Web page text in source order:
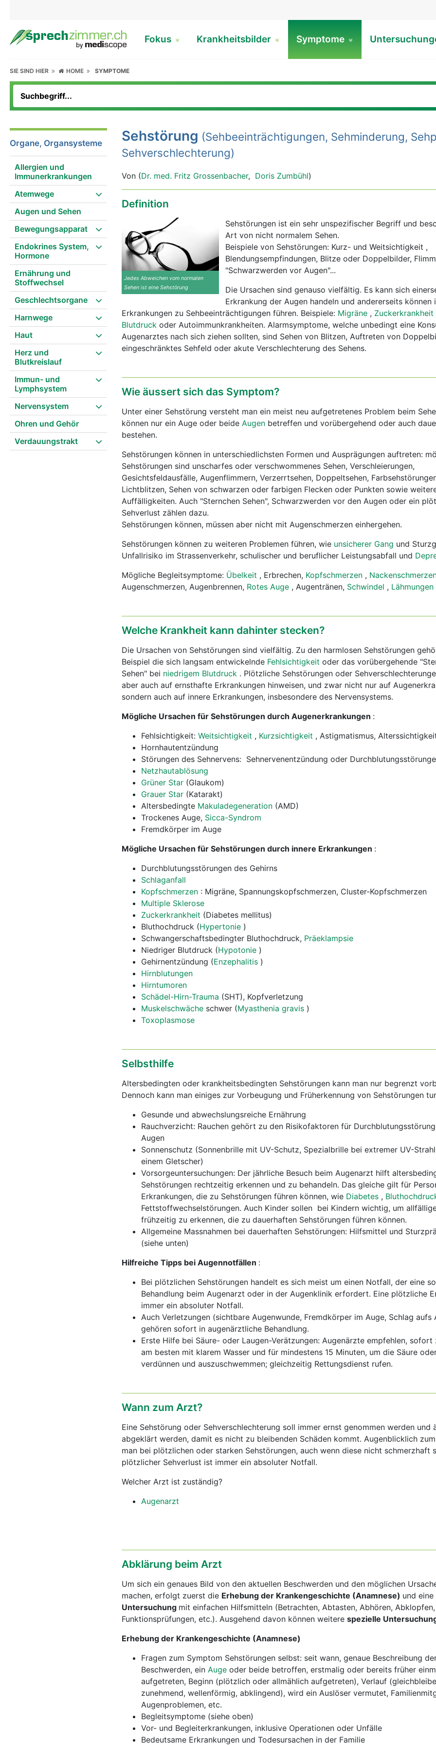
Fokus Krankheitsbilder Symptome
SIE SIND HIER HOME SYMPTOME
Organe, Organsysteme
Allergien und
Immunerkrankungen
Atemwege
Augen und Sehen
Bewegungsapparat
Endokrines System,
Hormone
Ernährung und
Stoffwechsel
Geschlechtsorgane
Harnwege
Haut
Herz und
Blutkreislauf
Immun- und
Lymphsystem
Nervensystem
Ohren und Gehör
Verdauungstrakt
Sehstörung (Sehbeeinträchtigungen, Sehminderung,
Sehverschlechterung)
Von (Dr. med. Fritz Grossenbacher, Doris Zumbühl)
Definition
Jedes Abweichen vom normalen
Sehen ist eine Sehstörung
Sehstörungen ist ein sehr unspezifischer Begriff und
Art von nicht normalem Sehen.
Beispiele von Sehstörungen: Kurz- und Weitsichtigkeit ,
Blendungsempfindungen, Blitze oder Doppelbilder,
"Schwarzwerden vor Augen"...
Die Ursachen sind genauso vielfältig. Es kann sich
Erkrankung der Augen handeln und andererseits können
Erkrankungen zu Sehbeeinträchtigungen führen. Beispiele: Migräne , Zuckerkrankheit
Blutdruck oder Autoimmunkrankheiten. Alarmsymptome, welche unbedingt eine
Augenarztes nach sich ziehen sollten, sind Sehen von Blitzen, Auftreten von
eingeschränktes Sehfeld oder akute Verschlechterung des Sehens.
Wie äussert sich das Symptom?
Unter einer Sehstörung versteht man ein meist neu aufgetretenes Problem beim
können nur ein Auge oder beide Augen betreffen und vorübergehend oder auch
bestehen.
Sehstörungen können in unterschiedlichsten Formen und Ausprägungen auftreten:
Sehstörungen sind unscharfes oder verschwommenes Sehen, Verschleierungen,
Gesichtsfeldausfälle, Augenflimmern, Verzerrtsehen, Doppeltsehen,
Lichtblitzen, Sehen von schwarzen oder farbigen Flecken oder Punkten sowie
Auffälligkeiten. Auch "Sternchen Sehen", Schwarzwerden vor den Augen oder ein
Sehverlust zählen dazu.
Sehstörungen können, müssen aber nicht mit Augenschmerzen einhergehen.
Sehstörungen können zu weiteren Problemen führen, wie unsicherer Gang und
Unfallrisiko im Strassenverkehr, schulischer und beruflicher Leistungsabfall und
Mögliche Begleitsymptome: Übelkeit , Erbrechen, Kopfschmerzen ,
Augenschmerzen, Augenbrennen, Rotes Auge , Augentränen, Schwindel , Lähmungen
Welche Krankheit kann dahinter stecken?
Die Ursachen von Sehstörungen sind vielfältig. Zu den harmlosen Sehstörungen
Beispiel die sich langsam entwickelnde Fehlsichtigkeit oder das vorübergehende
Sehen" bei niedrigem Blutdruck . Plötzliche Sehstörungen oder
aber auch auf ernsthafte Erkrankungen hinweisen, und zwar nicht nur auf
sondern auch auf innere Erkrankungen, insbesondere des Nervensystems.
Mögliche Ursachen für Sehstörungen durch Augenerkrankungen :
Fehlsichtigkeit: Weitsichtigkeit , Kurzsichtigkeit , Astigmatismus,
Hornhautentzündung
Störungen des Sehnervens: Sehnervenentzündung oder
Netzhautablösung
Grüner Star (Glaukom)
Grauer Star (Katarakt)
Altersbedingte Makuladegeneration (AMD)
Trockenes Auge, Sicca-Syndrom
Fremdkörper im Auge
Mögliche Ursachen für Sehstörungen durch innere Erkrankungen :
Durchblutungsstörungen des Gehirns
Schlaganfall
Kopfschmerzen : Migräne, Spannungskopfschmerzen, Cluster-Kopfschmerzen
Multiple Sklerose
Zuckerkrankheit (Diabetes mellitus)
Bluthochdruck (Hypertonie )
Schwangerschaftsbedingter Bluthochdruck, Präeklampsie
Niedriger Blutdruck (Hypotonie )
Gehirnentzündung (Enzephalitis )
Hirnblutungen
Hirntumoren
Schädel-Hirn-Trauma (SHT), Kopfverletzung
Muskelschwäche schwer (Myasthenia gravis )
Toxoplasmose
Selbsthilfe
Altersbedingten oder krankheitsbedingten Sehstörungen kann man nur begrenzt
Dennoch kann man einiges zur Vorbeugung und Früherkennung von Sehstörungen
Gesunde und abwechslungsreiche Ernährung
Rauchverzicht: Rauchen gehört zu den Risikofaktoren für
Augen
Sonnenschutz (Sonnenbrille mit UV-Schutz, Spezialbrille bei extremer UV-
einem Gletscher)
Vorsorgeuntersuchungen: Der jährliche Besuch beim Augenarzt hilft
Sehstörungen rechtzeitig erkennen und zu behandeln. Das gleiche gilt für
Erkrankungen, die zu Sehstörungen führen können, wie Diabetes ,
Fettstoffwechselstörungen. Auch Kinder sollen bei Kindern wichtig, um
frühzeitig zu erkennen, die zu dauerhaften Sehstörungen führen können.
Allgemeine Massnahmen bei dauerhaften Sehstörungen: Hilfsmittel und
(siehe unten)
Hilfreiche Tipps bei Augennotfällen :
Bei plötzlichen Sehstörungen handelt es sich meist um einen Notfall, der eine
Behandlung beim Augenarzt oder in der Augenklinik erfordert. Eine plötzliche
immer ein absoluter Notfall.
Auch Verletzungen (sichtbare Augenwunde, Fremdkörper im Auge, Schlag aufs
gehören sofort in augenärztliche Behandlung.
Erste Hilfe bei Säure- oder Laugen-Verätzungen: Augenärzte empfehlen, sofort
am besten mit klarem Wasser und für mindestens 15 Minuten, um die Säure
verdünnen und auszuschwemmen; gleichzeitig Rettungsdienst rufen.
Wann zum Arzt?
Eine Sehstörung oder Sehverschlechterung soll immer ernst genommen werden und
abgeklärt werden, damit es nicht zu bleibenden Schäden kommt. Augenblicklich
man bei plötzlichen oder starken Sehstörungen, auch wenn diese nicht schmerzhaft
plötzlicher Sehverlust ist immer ein absoluter Notfall.
Welcher Arzt ist zuständig?
Augenarzt
Abklärung beim Arzt
Um sich ein genaues Bild von den aktuellen Beschwerden und den möglichen
machen, erfolgt zuerst die Erhebung der Krankengeschichte (Anamnese) und eine
Untersuchung mit einfachen Hilfsmitteln (Betrachten, Abtasten, Abhören, Abklopfen,
Funktionsprüfungen, etc.). Ausgehend davon können weitere spezielle
Erhebung der Krankengeschichte (Anamnese)
Fragen zum Symptom Sehstörungen selbst: seit wann, genaue Beschreibung
Beschwerden, ein Auge oder beide betroffen, erstmalig oder bereits früher
aufgetreten, Beginn (plötzlich oder allmählich aufgetreten), Verlauf
zunehmend, wellenförmig, abklingend), wird ein Auslöser vermutet,
Augenproblemen, etc.
Begleitsymptome (siehe oben)
Vor- und Begleiterkrankungen, inklusive Operationen oder Unfälle
Bedeutsame Erkrankungen und Todesursachen in der Familie